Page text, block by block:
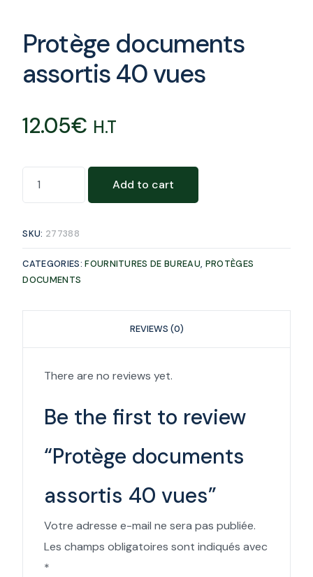
Protège documents
assortis 40 vues
12.05€ H.T
Add to cart
SKU: 277388
CATEGORIES:FOURNITURES DE BUREAU, PROTÈGES
DOCUMENTS
REVIEWS (0)
There are no reviews yet.
Be the first to review
“Protège documents
assortis 40 vues”
Votre adresse e-mail ne sera pas publiée.
Les champs obligatoires sont indiqués avec
*